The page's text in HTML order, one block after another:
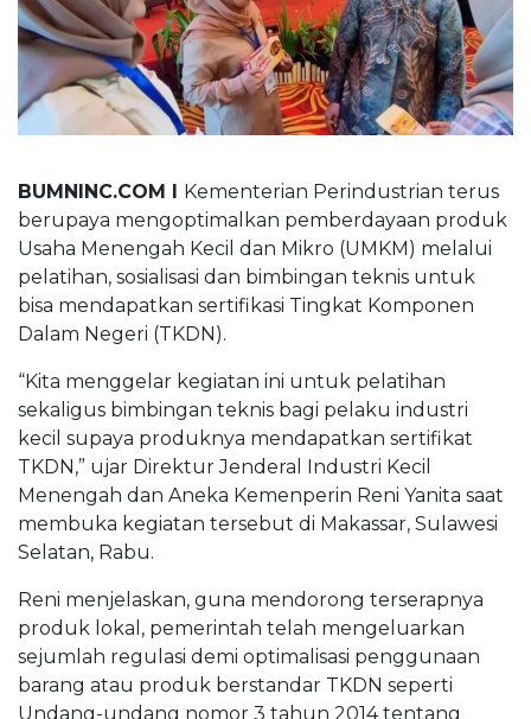
BUMNINC.COM I
Kementerian Perindustrian terus
berupaya mengoptimalkan pemberdayaan produk
Usaha Menengah Kecil dan Mikro (UMKM) melalui
pelatihan, sosialisasi dan bimbingan teknis untuk
bisa mendapatkan sertifikasi Tingkat Komponen
Dalam Negeri (TKDN).
“Kita menggelar kegiatan ini untuk pelatihan
sekaligus bimbingan teknis bagi pelaku industri
kecil supaya produknya mendapatkan sertifikat
TKDN,” ujar Direktur Jenderal Industri Kecil
Menengah dan Aneka Kemenperin Reni Yanita saat
membuka kegiatan tersebut di Makassar, Sulawesi
Selatan, Rabu.
Reni menjelaskan, guna mendorong terserapnya
produk lokal, pemerintah telah mengeluarkan
sejumlah regulasi demi optimalisasi penggunaan
barang atau produk berstandar TKDN seperti
Undang-undang nomor 3 tahun 2014 tentang
BUMNINC Tube
#CEOMind